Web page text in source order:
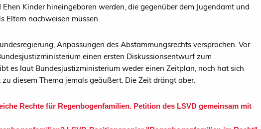
Kinder hineingeboren werden, die gegenüber dem Jugendamt und
Eltern nachweisen müssen.
Anpassungen des Abstammungsrechts versprochen. Vor
einen ersten Diskussionsentwurf zum
es laut Bundesjustizministerium weder einen Zeitplan, noch hat sich
diesem Thema jemals geäußert. Die Zeit drängt aber.
Rechte für Regenbogenfamilien. Petition des LSVD gemeinsam mit